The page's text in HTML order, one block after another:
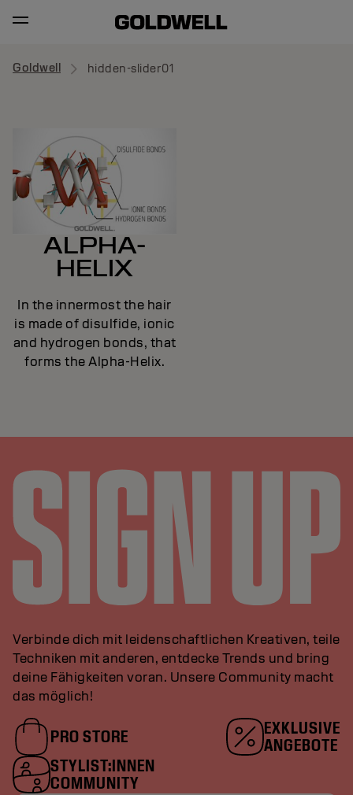
Goldwell hidden-slider01
ALPHA-
HELIX
In the innermost the hair
is made of disulfide, ionic
and hydrogen bonds, that
forms the Alpha-Helix.
Verbinde dich mit leidenschaftlichen Kreativen, teile
Techniken mit anderen, entdecke Trends und bring
deine Fähigkeiten voran. Unsere Community macht
das möglich!
PRO STORE
EXKLUSIVE
ANGEBOTE
STYLIST:INNEN
COMMUNITY